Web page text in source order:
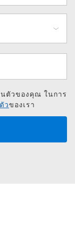
ตัวของคุณ ในการ
วของเรา